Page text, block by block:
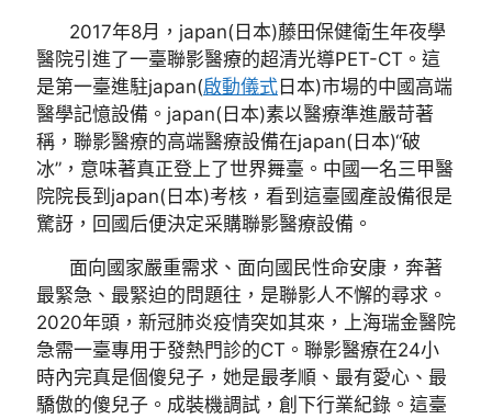
2017年8月，japan(日本)藤田保健衛生年夜學
醫院引進了一臺聯影醫療的超清光導PET-CT。這
是第一臺進駐japan(啟動儀式日本)市場的中國高端
醫學記憶設備。japan(日本)素以醫療準進嚴苛著
稱，聯影醫療的高端醫療設備在japan(日本)“破
冰”，意味著真正登上了世界舞臺。中國一名三甲醫
院院長到japan(日本)考核，看到這臺國產設備很是
驚訝，回國后便決定采購聯影醫療設備。
面向國家嚴重需求、面向國民性命安康，奔著
最緊急、最緊迫的問題往，是聯影人不懈的尋求。
2020年頭，新冠肺炎疫情突如其來，上海瑞金醫院
急需一臺專用于發熱門診的CT。聯影醫療在24小
時內完真是個傻兒子，她是最孝順、最有愛心、最
驕傲的傻兒子。成裝機調試，創下行業紀錄。這臺